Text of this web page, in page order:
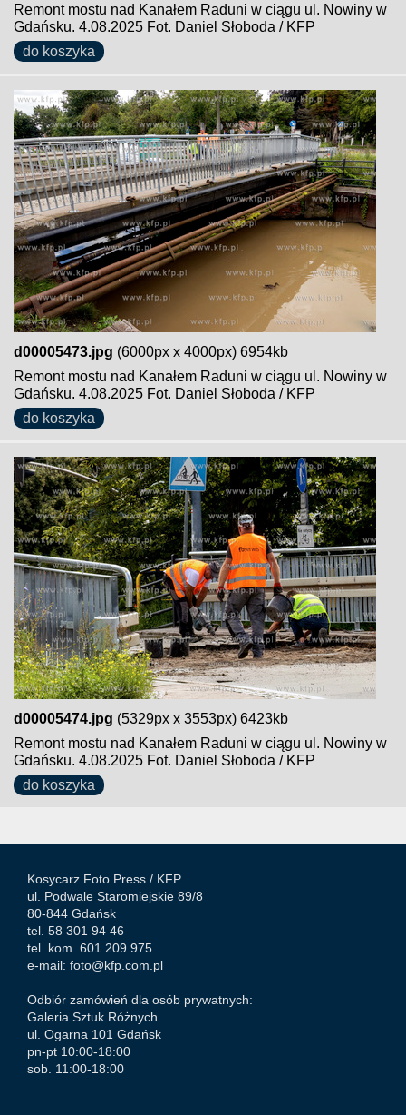
Remont mostu nad Kanałem Raduni w ciągu ul. Nowiny w
Gdańsku. 4.08.2025 Fot. Daniel Słoboda / KFP
do koszyka
d00005473.jpg (6000px x 4000px) 6954kb
Remont mostu nad Kanałem Raduni w ciągu ul. Nowiny w
Gdańsku. 4.08.2025 Fot. Daniel Słoboda / KFP
do koszyka
d00005474.jpg (5329px x 3553px) 6423kb
Remont mostu nad Kanałem Raduni w ciągu ul. Nowiny w
Gdańsku. 4.08.2025 Fot. Daniel Słoboda / KFP
do koszyka
Kosycarz Foto Press / KFP
ul. Podwale Staromiejskie 89/8
80-844 Gdańsk
tel. 58 301 94 46
tel. kom. 601 209 975
e-mail: foto@kfp.com.pl
Odbiór zamówień dla osób prywatnych:
Galeria Sztuk Różnych
ul. Ogarna 101 Gdańsk
pn-pt 10:00-18:00
sob. 11:00-18:00